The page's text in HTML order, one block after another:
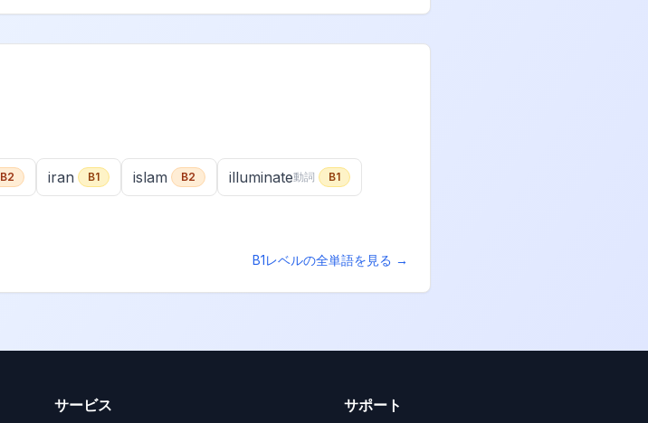
B2 iran B1 islam B2 illuminate動詞 B1
B1レベルの全単語を見る →
サービス サポート